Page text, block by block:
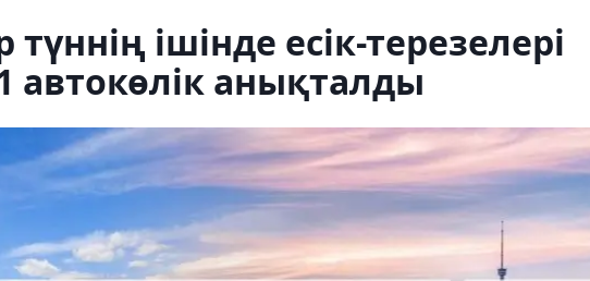
ішінде есік-терезелері
автокөлік анықталды